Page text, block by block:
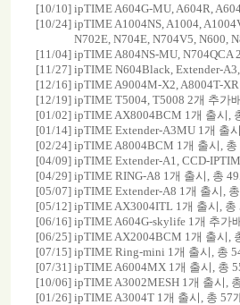
[10/10] ipTIME A604G-MU, A604R,
[10/24] ipTIME A1004NS, A1004,
N702E, N704E, N704V5, N600,
[11/04] ipTIME A804NS-MU, N704QCA
[11/27] ipTIME N604Black, Extender-
[12/16] ipTIME A9004M-X2, A8004T-
[12/19] ipTIME T5004, T5008 2개 추가
[01/02] ipTIME AX8004BCM 1개 출시,
[01/14] ipTIME Extender-A3MU 1개 출
[02/24] ipTIME A8004BCM 1개 출시, 총
[04/09] ipTIME Extender-A1, CCD-
[04/29] ipTIME RING-A8 1개 출시, 총
[05/07] ipTIME Extender-A8 1개 출시,
[05/12] ipTIME AX3004ITL 1개 출시, 총
[06/16] ipTIME A604G-skylife 1개 추가
[06/25] ipTIME AX2004BCM 1개 출시,
[07/15] ipTIME Ring-mini 1개 출시, 총
[07/31] ipTIME A6004MX 1개 출시, 총
[10/06] ipTIME A3002MESH 1개 출시,
[01/26] ipTIME A3004T 1개 출시, 총 57